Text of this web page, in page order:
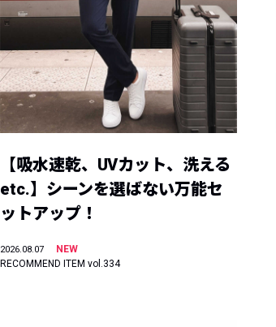
【吸水速乾、UVカット、洗える
etc.】シーンを選ばない万能セ
ットアップ！
2026.08.07
NEW
RECOMMEND ITEM vol.334